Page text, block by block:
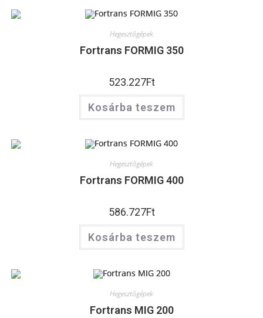
Hegesztőgépek
Fortrans FORMIG 350
523.227Ft
Kosárba teszem
Hegesztőgépek
Fortrans FORMIG 400
586.727Ft
Kosárba teszem
Hegesztőgépek
Fortrans MIG 200